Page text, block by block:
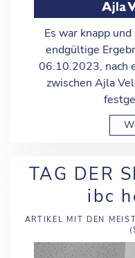
Es war knapp
endgültige
06.10.2023, nach
zwischen Ajla
TAG DER
ibc
ARTIKEL MIT DEN